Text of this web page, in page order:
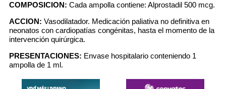
COMPOSICION: Cada ampolla contiene: Alprostadil 500 mcg.
ACCION: Vasodilatador. Medicación paliativa no definitiva en
neonatos con cardiopatías congénitas, hasta el momento de la
intervención quirúrgica.
PRESENTACIONES: Envase hospitalario conteniendo 1
ampolla de 1 ml.